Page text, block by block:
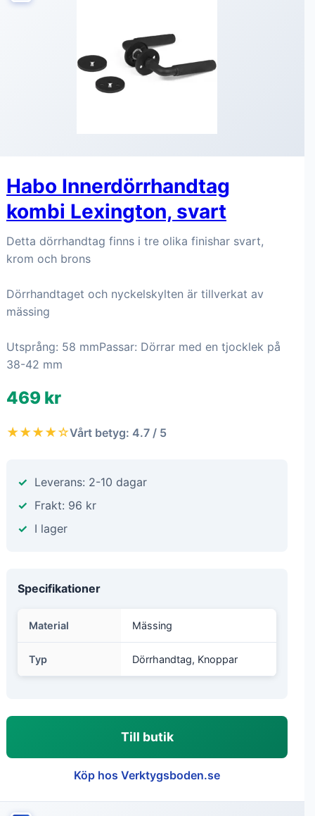
Habo Innerdörrhandtag
kombi Lexington, svart
Detta dörrhandtag finns i tre olika finishar svart,
krom och brons
Dörrhandtaget och nyckelskylten är tillverkat av
mässing
Utsprång: 58 mmPassar: Dörrar med en tjocklek på
38-42 mm
469 kr
★★★★☆Vårt betyg: 4.7 / 5
Leverans: 2-10 dagar
Frakt: 96 kr
I lager
Specifikationer
Material Mässing
Typ Dörrhandtag, Knoppar
Till butik
Köp hos Verktygsboden.se